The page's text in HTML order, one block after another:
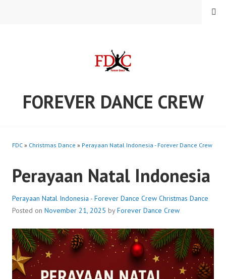
FOREVER DANCE CREW
MENU
FDC » Christmas Dance » Perayaan Natal Indonesia - Forever Dance Crew
Perayaan Natal Indonesia
Perayaan Natal Indonesia - Forever Dance Crew Christmas Dance
Posted on November 21, 2025 byForever Dance Crew